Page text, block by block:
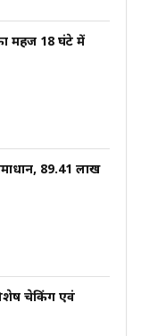
महज 18 घंटे में
89.41 लाख
चेकिंग एवं